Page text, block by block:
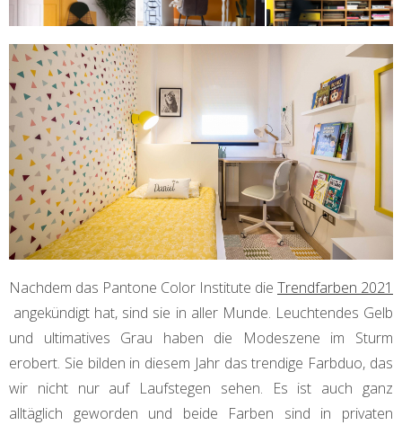
Nachdem das Pantone Color Institute die Trendfarben 2021
angekündigt hat, sind sie in aller Munde. Leuchtendes Gelb
und ultimatives Grau haben die Modeszene im Sturm
erobert. Sie bilden in diesem Jahr das trendige Farbduo, das
wir nicht nur auf Laufstegen sehen. Es ist auch ganz
alltäglich geworden und beide Farben sind in privaten